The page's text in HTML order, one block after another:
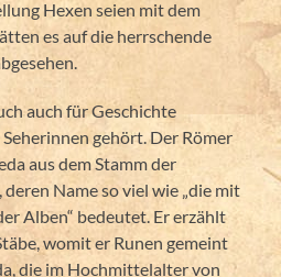
Hexen seien mit dem
es auf die herrschende
auch für Geschichte
gehört. Der Römer
aus dem Stamm der
Name so viel wie „die mit
Alben“ bedeutet. Er erzählt
womit er Runen gemeint
die im Hochmittelalter von